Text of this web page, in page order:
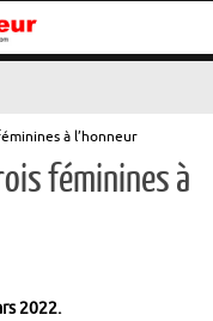
à l’honneur
féminines à
2022.